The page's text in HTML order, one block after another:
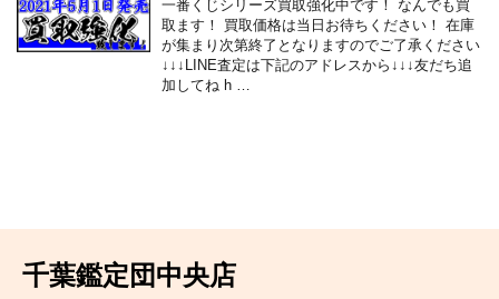
一番くじシリーズ買取強化中です！ なんでも買
取ます！ 買取価格は当日お待ちください！ 在庫
が集まり次第終了となりますのでご了承ください
↓↓↓LINE査定は下記のアドレスから↓↓↓友だち追
加してね h …
千葉鑑定団中央店